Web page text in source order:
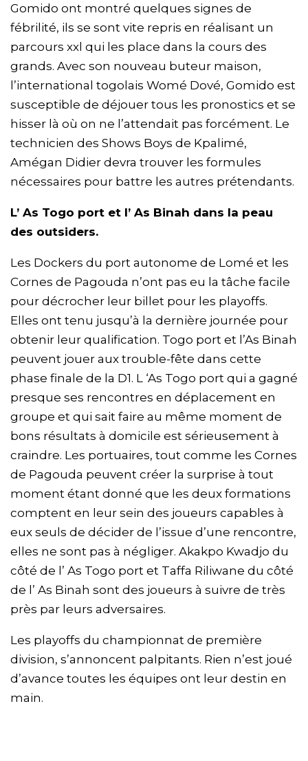
Gomido ont montré quelques signes de
fébrilité, ils se sont vite repris en réalisant un
parcours xxl qui les place dans la cours des
grands. Avec son nouveau buteur maison,
l’international togolais Womé Dové, Gomido est
susceptible de déjouer tous les pronostics et se
hisser là où on ne l’attendait pas forcément. Le
technicien des Shows Boys de Kpalimé,
Amégan Didier devra trouver les formules
nécessaires pour battre les autres prétendants.
L’ As Togo port et l’ As Binah dans la peau
des outsiders.
Les Dockers du port autonome de Lomé et les
Cornes de Pagouda n’ont pas eu la tâche facile
pour décrocher leur billet pour les playoffs.
Elles ont tenu jusqu’à la dernière journée pour
obtenir leur qualification. Togo port et l’As Binah
peuvent jouer aux trouble-fête dans cette
phase finale de la D1. L ‘As Togo port qui a gagné
presque ses rencontres en déplacement en
groupe et qui sait faire au même moment de
bons résultats à domicile est sérieusement à
craindre. Les portuaires, tout comme les Cornes
de Pagouda peuvent créer la surprise à tout
moment étant donné que les deux formations
comptent en leur sein des joueurs capables à
eux seuls de décider de l’issue d’une rencontre,
elles ne sont pas à négliger. Akakpo Kwadjo du
côté de l’ As Togo port et Taffa Riliwane du côté
de l’ As Binah sont des joueurs à suivre de très
près par leurs adversaires.
Les playoffs du championnat de première
division, s’annoncent palpitants. Rien n’est joué
d’avance toutes les équipes ont leur destin en
main.